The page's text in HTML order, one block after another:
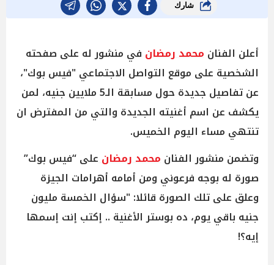
شارك
أعلن الفنان محمد رمضان في منشور له على صفحته
الشخصية على موقع التواصل الاجتماعي "فيس بوك"،
عن تفاصيل جديدة حول مسابقة الـ5 ملايين جنيه، لمن
يكشف عن اسم أغنيته الجديدة والتي من المفترض ان
تنتهي مساء اليوم الخميس.
وتضمن منشور الفنان محمد رمضان على “فيس بوك”
صورة له بوجه فرعوني ومن أمامه أهرامات الجيزة
وعلق على تلك الصورة قائلا: "سؤال الخمسة مليون
جنيه باقي يوم، ده بوستر الأغنية .. إكتب إنت إسمها
إيه؟!